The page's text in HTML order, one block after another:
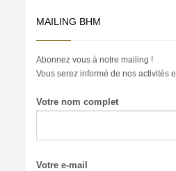
MAILING BHM
Abonnez vous à notre mailing !
Vous serez informé de nos activités
Votre nom complet
Votre e-mail